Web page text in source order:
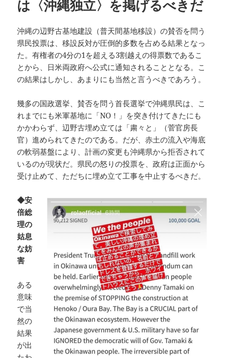
は〈沖縄独立〉を掲げるべきだ
沖縄の辺野古基地建設（普天間基地移設）の賛否を問う
県民投票は、移設反対が圧倒的多数を占める結果となっ
た。有権者の4分の1を超える3割越えの得票数であるこ
とから、日米両政府へ公式に通知されることとなる。こ
の結果はしかし、あまりにも当然と言うべきであろう。
幾多の国政選挙、賛否を問う首長選挙で沖縄県民は、こ
れまでにも米軍基地に「NO！」を突き付けてきたにも
かかわらず、辺野古埋め立ては「粛々と」（菅官房長
官）進められてきたのである。だが、赤土の流入や海底
の軟弱基盤により、計画の変更も沖縄県から拒否されて
いるのが現状だ。県民の怒りの投票を、政府は正面から
受け止めて、ただちに埋め立て工事を中止するべきだ。
◆安
倍総
理の
姑息
な妨
害
ある
意味
で当
然の
結果
が出